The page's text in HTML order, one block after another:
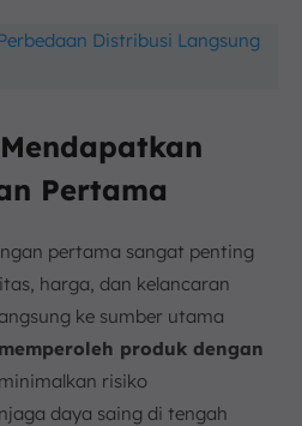
Distribusi Langsung
Pertama
pertama sangat penting
harga, dan kelancaran
ke sumber utama
produk dengan
risiko
daya saing di tengah